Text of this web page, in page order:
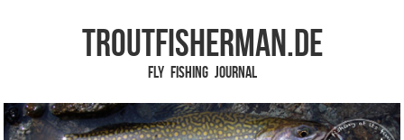
TROUTFISHERMAN.de
Fly Fishing Journal